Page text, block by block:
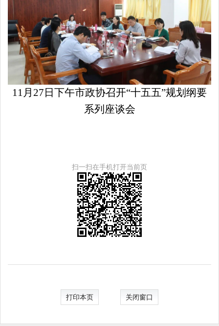
11月27日下午市政协召开“十五五”规划纲要
系列座谈会
扫一扫在手机打开当前页
打印本页 关闭窗口